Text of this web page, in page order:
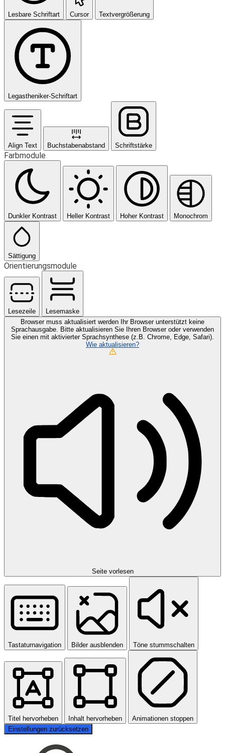
Lesbare Schriftart Cursor Textvergrößerung
Legastheniker-Schriftart
Align Text Buchstabenabstand Schriftstärke
Farbmodule
Dunkler Kontrast Heller Kontrast Hoher Kontrast Monochrom
Sättigung
Orientierungsmodule
Lesezeile
Lesemaske
Browser muss aktualisiert werden Ihr Browser unterstützt keine
Sprachausgabe. Bitte aktualisieren Sie Ihren Browser oder verwenden
Sie einen mit aktivierter Sprachsynthese (z.B. Chrome, Edge, Safari).
Wie aktualisieren?
Seite vorlesen
Tastaturnavigation Bilder ausblenden Töne stummschalten
Titel hervorheben Inhalt hervorheben
Animationen stoppen
Einstellungen zurücksetzen